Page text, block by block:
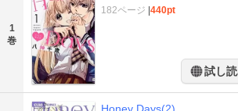
1
巻
182ページ 440pt
試し